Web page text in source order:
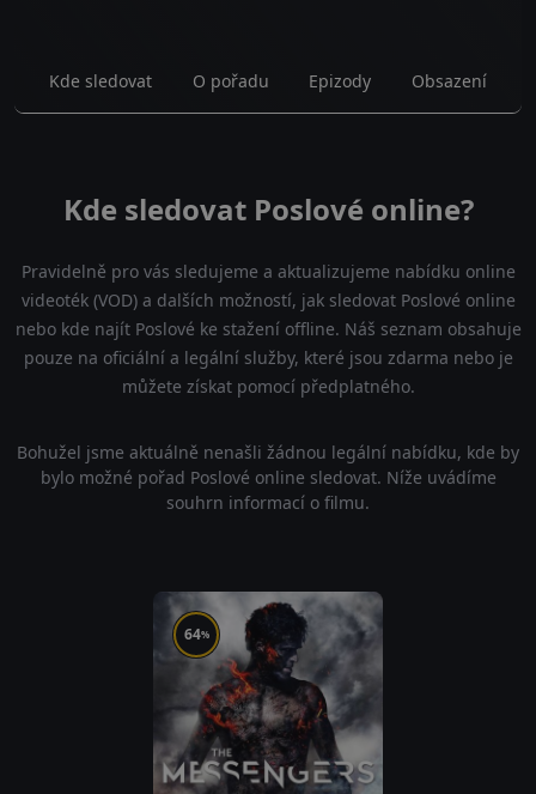
Kde sledovat O pořadu Epizody Obsazení
Kde sledovat Poslové online?
Pravidelně pro vás sledujeme a aktualizujeme nabídku online
videoték (VOD) a dalších možností, jak sledovat Poslové online
nebo kde najít Poslové ke stažení offline. Náš seznam obsahuje
pouze na oficiální a legální služby, které jsou zdarma nebo je
můžete získat pomocí předplatného.
Bohužel jsme aktuálně nenašli žádnou legální nabídku, kde by
bylo možné pořad Poslové online sledovat. Níže uvádíme
souhrn informací o filmu.
64%